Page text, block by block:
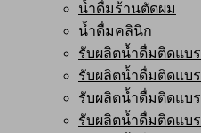
น้ำดื่มร้านตัดผม
น้ำดื่มคลินิก
รับผลิตน้ำดื่มติดแบ
รับผลิตน้ำดื่มติดแบ
รับผลิตน้ำดื่มติดแบ
รับผลิตน้ำดื่มติดแบ